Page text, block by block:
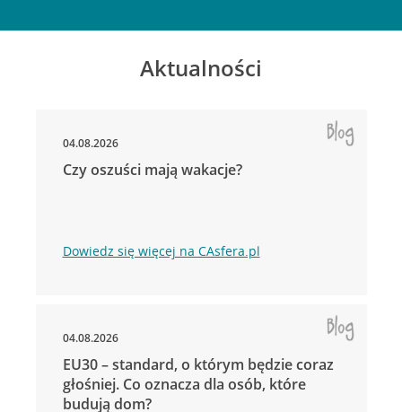
Aktualności
04.08.2026
Czy oszuści mają wakacje?
Dowiedz się więcej na CAsfera.pl
04.08.2026
EU30 – standard, o którym będzie coraz
głośniej. Co oznacza dla osób, które
budują dom?